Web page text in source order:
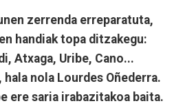
zerrenda erreparatuta,
handiak topa ditzakegu:
Atxaga, Uribe, Cano...
nola Lourdes Oñederra.
ere saria irabazitakoa baita.